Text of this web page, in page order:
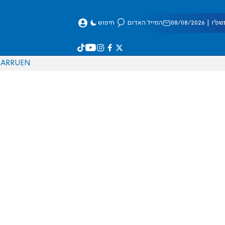
08/2026 המייל האדום חיפוש
EN
RU
AR